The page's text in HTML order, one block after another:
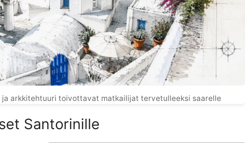
ja arkkitehtuuri toivottavat matkailijat tervetulleeksi saarelle
Santorinille